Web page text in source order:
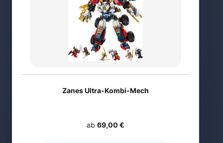
Zanes Ultra-Kombi-Mech
ab 69,00 €